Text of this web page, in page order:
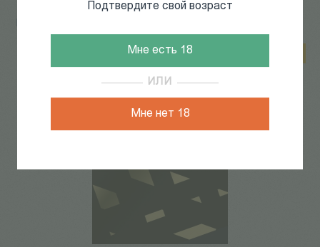
Подтвердите свой возраст
Мне есть 18
ИЛИ
Мне нет 18